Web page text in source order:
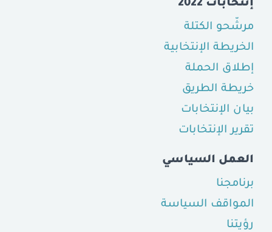
إنتخابات 2022
مرشّحو الكتلة
الخريطة الإنتخابية
إطلاق الحملة
خريطة الطريق
بيان الإنتخابات
تقرير الإنتخابات
العمل السياسي
برنامجنا
المواقف السياسة
رؤيتنا